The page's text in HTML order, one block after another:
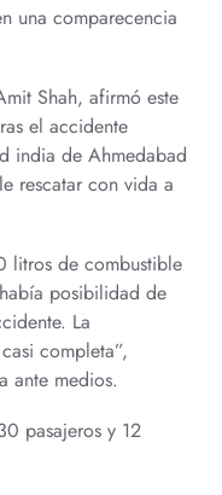
una comparecencia
Shah, afirmó este
el accidente
india de Ahmedabad
rescatar con vida a
litros de combustible
posibilidad de
La
completa”,
ante medios.
pasajeros y 12